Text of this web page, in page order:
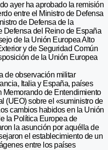
ayer ha aprobado la remisión
entre el Ministro de Defensa
de Defensa de la
Defensa del Reino de España
de la Unión Europea Alto
y de Seguridad Común
de la Unión Europea
de observación militar
Italia y España, países
Memorando de Entendimiento
(UEO) sobre el «suministro de
cambios habidos en la Unión
la Política Europea de
la asunción por aquélla de
el establecimiento de un
entre los países